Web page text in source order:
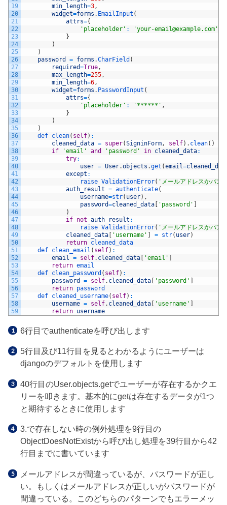
19
20
21
22
23
24
25
26
27
28
29
30
31
32
33
34
35
36
37
38
39
40
41
42
43
44
45
46
47
48
49
50
51
52
53
54
55
56
57
58
59
min_length=3,
widget=forms . EmailInput (
attrs={
'placeholder' : 'your-email@example.com'
}
)
)
password
= forms .CharField (
required=True,
max_length=255,
min_length=6,
widget=forms . PasswordInput (
attrs={
'placeholder' : '******' ,
}
)
)
def clean( self) :
cleaned_data = super(SigninForm, self) . clean( )
if
'email' and 'password' in cleaned_data:
try:
user = User.objects .get (email=
except :
raise ValidationError( 'メールアドレスかパス
auth_result
= authenticate(
username=str( user) ,
password=cleaned_data 'password'
)
if not auth_result :
raise ValidationError( 'メールアドレスかパス
cleaned_data
'username' = str( user)
return cleaned_data
def clean_email ( self) :
email
= self. cleaned_data 'email'
return email
def clean_password ( self) :
password
= self. cleaned_data 'password'
return password
def cleaned_username( self) :
username = self. cleaned_data 'username'
return username
6行目でauthenticateを呼び出します
5行目及び11行目を見るとわかるようにユーザーは
djangoのデフォルトを使用します
40行目のUser.objects.getでユーザーが存在するかクエ
リーを叩きます。基本的にgetは存在するデータが1つ
と期待するときに使用します
3.で存在しない時の例外処理を9行目の
ObjectDoesNotExistから呼び出し処理を39行目から42
行目までに書いています
メールアドレスが間違っているが、パスワードが正し
い。もしくはメールアドレスが正しいがパスワードが
間違っている。このどちらのパターンでもエラーメッ